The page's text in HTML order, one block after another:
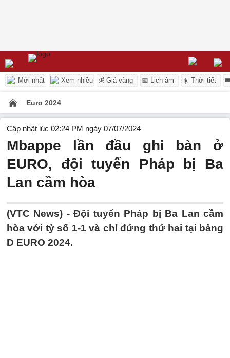
Mới nhất Xem nhiều 💰 Giá vàng 📅 Lịch âm ☀️ Thời tiết
Euro 2024
Cập nhật lúc 02:24 PM ngày 07/07/2024
Mbappe lần đầu ghi bàn ở
EURO, đội tuyển Pháp bị Ba
Lan cầm hòa
(VTC News) -Đội tuyển Pháp bị Ba Lan cầm
hòa với tỷ số 1-1 và chỉ đứng thứ hai tại bảng
D EURO 2024.